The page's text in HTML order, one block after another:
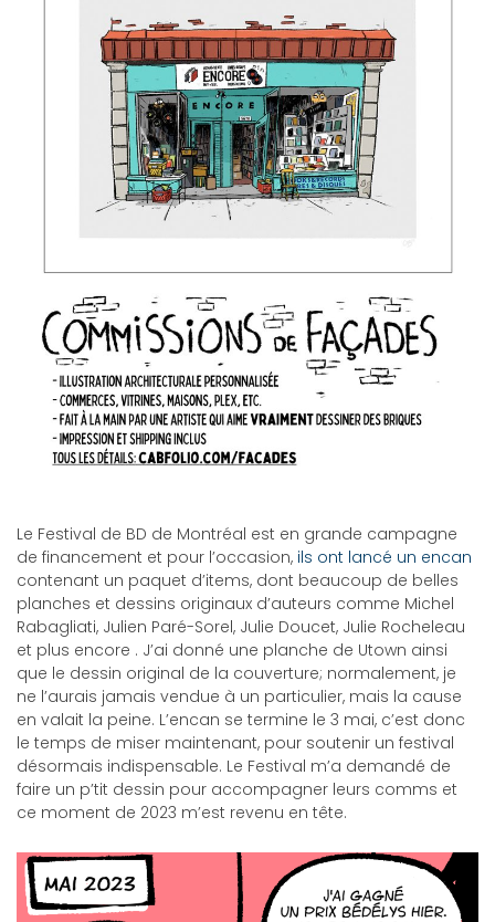
Le Festival de BD de Montréal est en grande campagne
de financement et pour l’occasion, ils ont lancé un encan
contenant un paquet d’items, dont beaucoup de belles
planches et dessins originaux d’auteurs comme Michel
Rabagliati, Julien Paré-Sorel, Julie Doucet, Julie Rocheleau
et plus encore . J’ai donné une planche de Utown ainsi
que le dessin original de la couverture; normalement, je
ne l’aurais jamais vendue à un particulier, mais la cause
en valait la peine. L’encan se termine le 3 mai, c’est donc
le temps de miser maintenant, pour soutenir un festival
désormais indispensable. Le Festival m’a demandé de
faire un p’tit dessin pour accompagner leurs comms et
ce moment de 2023 m’est revenu en tête.